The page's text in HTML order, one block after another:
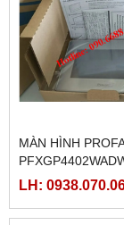
MÀN HÌNH
LH: